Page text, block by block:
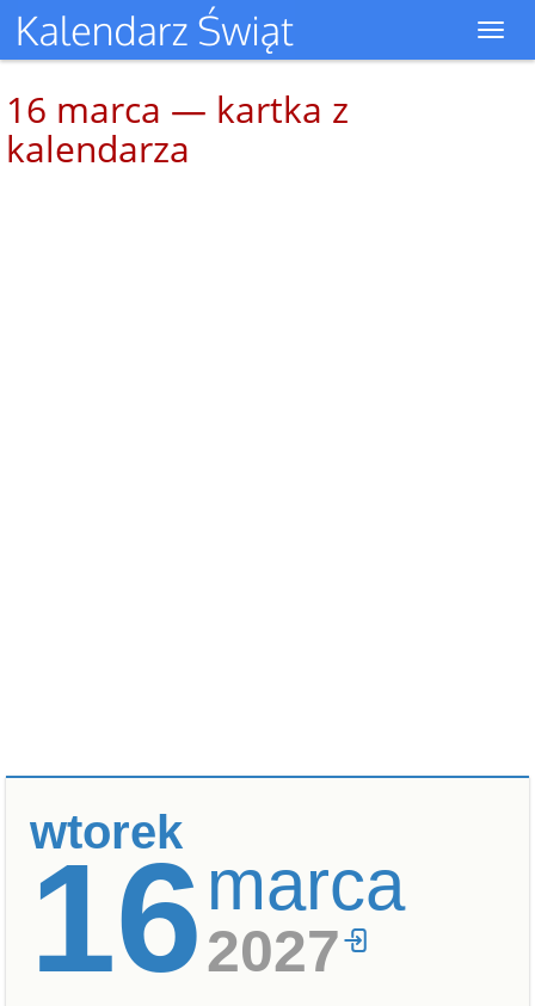
16 marca — kartka z
kalendarza
wtorek
16marca
2027